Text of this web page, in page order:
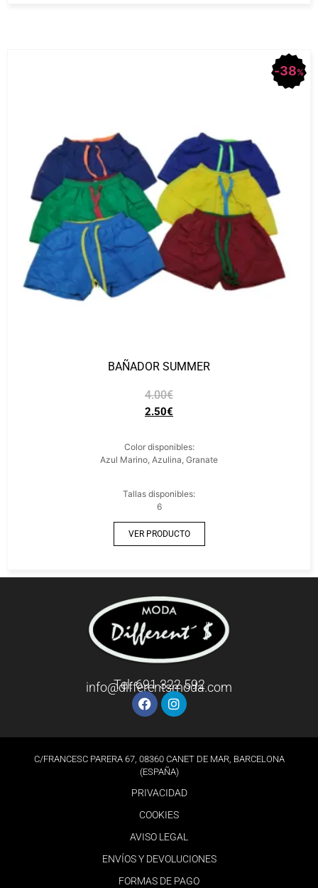
38%
BAÑADOR SUMMER
4.00€
2.50€
Color disponibles:
Azul Marino, Azulina, Granate
Tallas disponibles:
6
VER PRODUCTO
Tel: 691 322 592
info@differentsmoda.com
C/FRANCESC PARERA 67, 08360 CANET DE MAR, BARCELONA
(ESPAÑA)
PRIVACIDAD
COOKIES
AVISO LEGAL
ENVÍOS Y DEVOLUCIONES
FORMAS DE PAGO